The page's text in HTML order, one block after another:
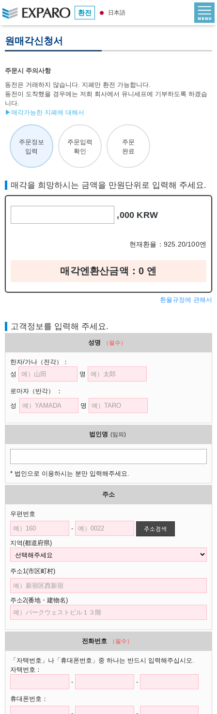
환전 日本語
원매각신청서
주문시 주의사항
동전은 거래하지 않습니다. 지폐만 환전 가능합니다.
동전이 도착했을 경우에는 저희 회사에서 유니세프에 기부하도록 하겠습
니다.
▶매각가능한 지폐에 대해서
주문정보
입력
주문입력
확인
주문
완료
매각을 희망하시는 금액을 만원단위로 입력해 주세요.
,000 KRW
현재환율：925.20/100엔
매각엔환산금액： 0 엔
환율규정에 관해서
고객정보를 입력해 주세요.
성명 （필수）
한자/가나 （전각）
：
성
명
로마자 （반각）
：
성
명
법인명 (임의)
* 법인으로 이용하시는 분만 입력해주세요.
주소
우편번호
-
지역(都道府県)
주소1(市区町村)
주소2(番地・建物名)
전화번호 （필수）
「자택번호」나「휴대폰번호」중 하나는 반드시 입력해주십시오.
자택번호：
-
-
휴대폰번호：